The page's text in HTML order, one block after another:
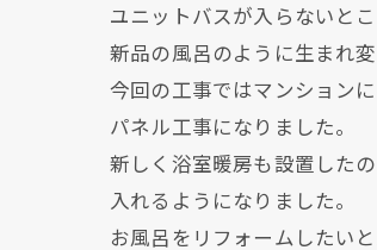
ユニットバスが入らないと
新品の風呂のように生まれ変
今回の工事ではマンション
パネル工事になりました。
新しく浴室暖房も設置した
入れるようになりました。
お風呂をリフォームしたい